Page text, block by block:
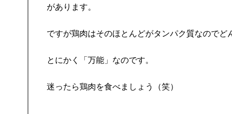
があります。
ですが鶏肉はそのほとんどがタンパク質なのでど
とにかく「万能」なのです。
迷ったら鶏肉を食べましょう（笑）